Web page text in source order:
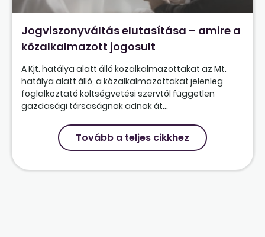
Jogviszonyváltás elutasítása – amire a
közalkalmazott jogosult
A Kjt. hatálya alatt álló közalkalmazottakat az Mt.
hatálya alatt álló, a közalkalmazottakat jelenleg
foglalkoztató költségvetési szervtől független
gazdasági társaságnak adnak át...
Tovább a teljes cikkhez